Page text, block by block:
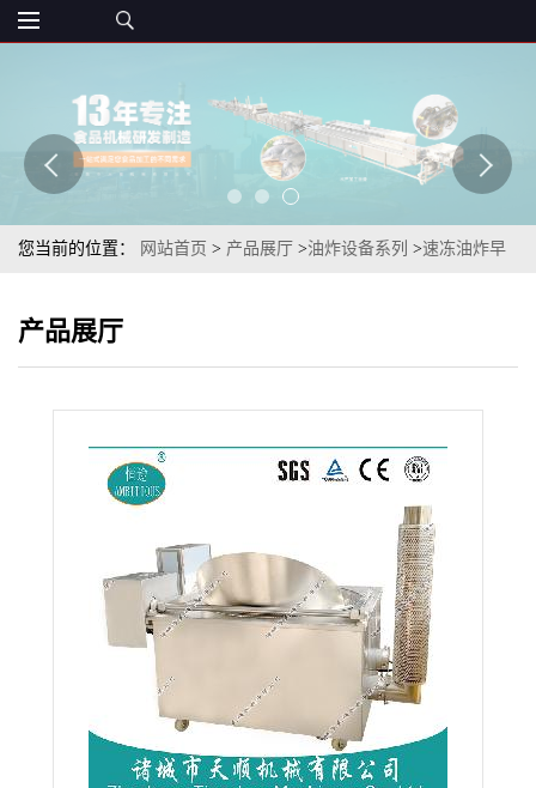
您当前的位置： 网站首页 > 产品展厅 >油炸设备系列 >速冻油炸早
产品展厅